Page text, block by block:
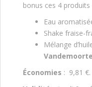
bonus ces 4 produits
Eau
Shake fraise-
Mélange
Économies : 9,81 €.